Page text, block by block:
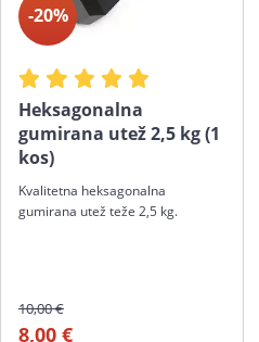
-20%
Heksagonalna
gumirana utež 2,5 kg (1
kos)
Kvalitetna heksagonalna
gumirana utež teže 2,5 kg.
10,00 €
8,00 €